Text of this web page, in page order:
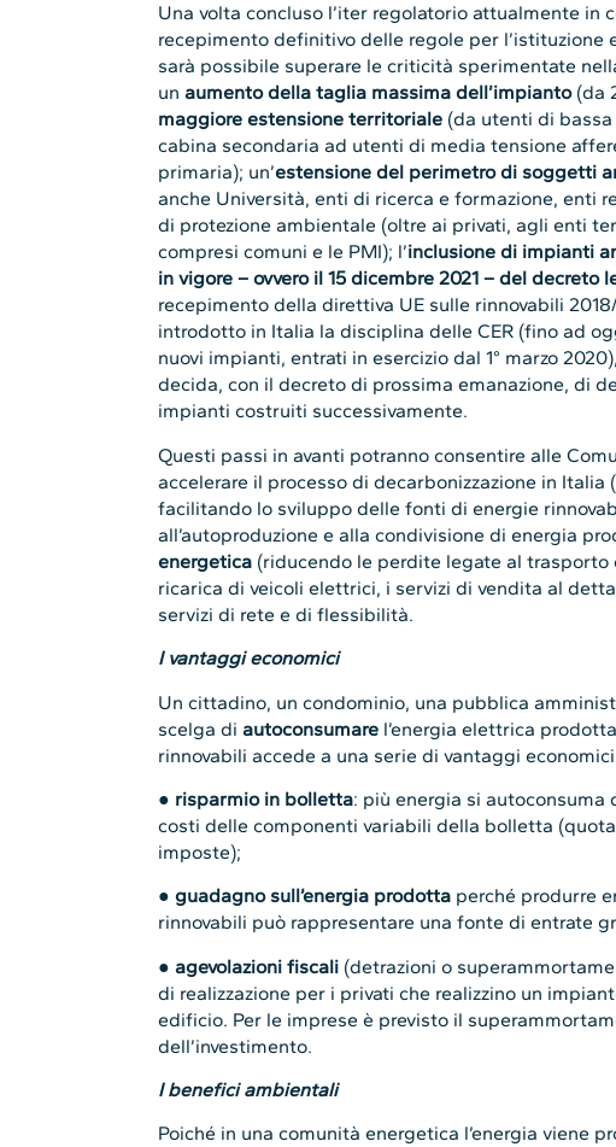
Una volta concluso l’iter regolatorio attualmente in
recepimento definitivo delle regole per l’istituzione
sarà possibile superare le criticità sperimentate
unaumento della taglia massima dell’impianto(da
maggiore estensione territoriale (da utenti di
cabina secondaria ad utenti di media tensione
primaria); un’estensione del perimetro di soggetti
anche Università, enti di ricerca e formazione, enti
di protezione ambientale (oltre ai privati, agli enti
compresi comuni e le PMI); l’inclusione di impianti
in vigore – ovvero il 15 dicembre 2021 – del decreto
recepimento della direttiva UE sulle rinnovabili
introdotto in Italia la disciplina delle CER (fino ad
nuovi impianti, entrati in esercizio dal 1° marzo
decida, con il decreto di prossima emanazione, di
impianti costruiti successivamente.
Questi passi in avanti potranno consentire alle
accelerare il processo di decarbonizzazione in Italia
facilitando lo sviluppo delle fonti di energie
all’autoproduzione e alla condivisione di energia
energetica (riducendo le perdite legate al trasporto
ricarica di veicoli elettrici, i servizi di vendita al
servizi di rete e di flessibilità.
I vantaggi economici
Un cittadino, un condominio, una pubblica
scelga diautoconsumare l’energia elettrica
rinnovabili accede a una serie di vantaggi
● risparmio in bolletta: più energia si
costi delle componenti variabili della bolletta
imposte);
● guadagno sull’energia prodotta perché produrre
rinnovabili può rappresentare una fonte di entrate
●agevolazioni fiscali (detrazioni o
di realizzazione per i privati che realizzino un
edificio. Per le imprese è previsto il
dell’investimento.
I benefici ambientali
Poiché in una comunità energetica l’energia viene